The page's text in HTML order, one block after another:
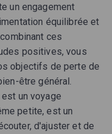
un engagement
équilibrée et
ces
positives, vous
objectifs de perte de
être général.
un voyage
petite, est un
d'ajuster et de